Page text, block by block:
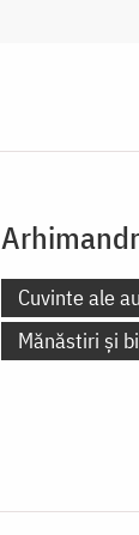
Cuvinte ale
Mănăstiri și